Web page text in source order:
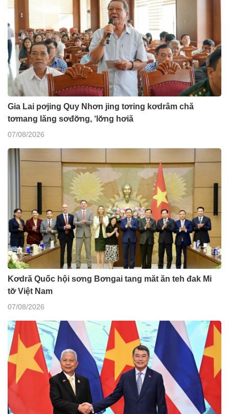
Gia Lai pơjing Quy Nhơn jing tơring kơdrâm chă
tơmang lăng sơđơ̆ng, ‘lơ̆ng hơiă
07/08/2026
Kơdră Quốc hội sơng Bơngai tang măt ăn teh đak Mi
tơ̆ Việt Nam
07/08/2026